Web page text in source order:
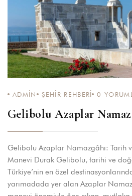
ADMIN ŞEHIR REHBERI 0
Gelibolu Azaplar
Gelibolu Azaplar Namazgâhı: Tarih
Manevi Durak Gelibolu, tarihi ve
Türkiye’nin en özel
yarımadada yer alan Azaplar